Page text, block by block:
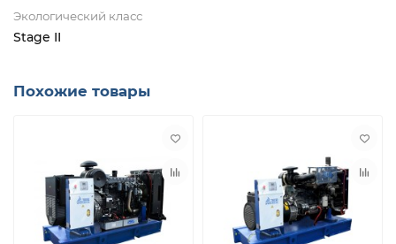
Экологический класс
Stage II
Похожие товары